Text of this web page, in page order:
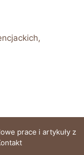
prace i artykuły z